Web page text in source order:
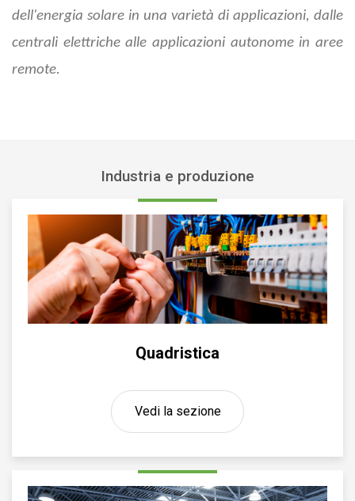
dell'energia solare in una varietà di applicazioni, dalle
centrali elettriche alle applicazioni autonome in aree
remote.
Industria e produzione
Quadristica
Vedi la sezione